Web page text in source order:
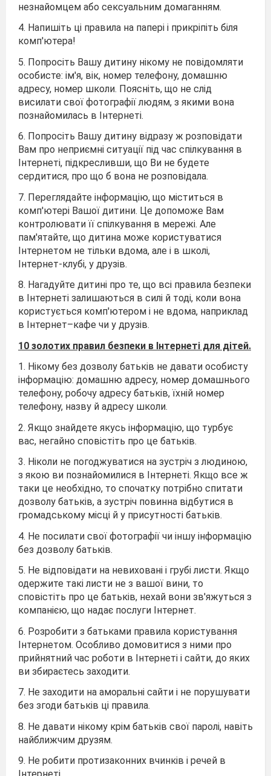
незнайомцем або сексуальним домаганням.
4. Напишіть ці правила на папері і прикріпіть біля
комп'ютера!
5. Попросіть Вашу дитину нікому не повідомляти
особисте: ім'я, вік, номер телефону, домашню
адресу, номер школи. Поясніть, що не слід
висилати свої фотографії людям, з якими вона
познайомилась в Інтернеті.
6. Попросіть Вашу дитину відразу ж розповідати
Вам про неприємні ситуації під час спілкування в
Інтернеті, підкресливши, що Ви не будете
сердитися, про що б вона не розповідала.
7. Переглядайте інформацію, що міститься в
комп'ютері Вашої дитини. Це допоможе Вам
контролювати її спілкування в мережі. Але
пам'ятайте, що дитина може користуватися
Інтернетом не тільки вдома, але і в школі,
Інтернет-клубі, у друзів.
8. Нагадуйте дитині про те, що всі правила безпеки
в Інтернеті залишаються в силі й тоді, коли вона
користується комп'ютером і не вдома, наприклад
в Інтернет–кафе чи у друзів.
10 золотих правил безпеки в Інтернеті для дітей.
1. Нікому без дозволу батьків не давати особисту
інформацію: домашню адресу, номер домашнього
телефону, робочу адресу батьків, їхній номер
телефону, назву й адресу школи.
2. Якщо знайдете якусь інформацію, що турбує
вас, негайно сповістіть про це батьків.
3. Ніколи не погоджуватися на зустріч з людиною,
з якою ви познайомилися в Інтернеті. Якщо все ж
таки це необхідно, то спочатку потрібно спитати
дозволу батьків, а зустріч повинна відбутися в
громадському місці й у присутності батьків.
4. Не посилати свої фотографії чи іншу інформацію
без дозволу батьків.
5. Не відповідати на невиховані і грубі листи. Якщо
одержите такі листи не з вашої вини, то
сповістіть про це батьків, нехай вони зв'яжуться з
компанією, що надає послуги Інтернет.
6. Розробити з батьками правила користування
Інтернетом. Особливо домовитися з ними про
прийнятний час роботи в Інтернеті і сайти, до яких
ви збираєтесь заходити.
7. Не заходити на аморальні сайти і не порушувати
без згоди батьків ці правила.
8. Не давати нікому крім батьків свої паролі, навіть
найближчим друзям.
9. Не робити протизаконних вчинків і речей в